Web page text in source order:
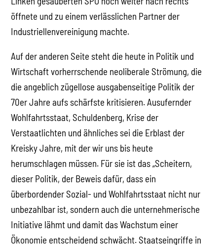
öffnete und zu einem verlässlichen Partner der
Industriellenvereinigung machte.
Auf der anderen Seite steht die heute in Politik und
Wirtschaft vorherrschende neoliberale Strömung, die
die angeblich zügellose ausgabenseitige Politik der
70er Jahre aufs schärfste kritisieren. Ausufernder
Wohlfahrtsstaat, Schuldenberg, Krise der
Verstaatlichten und ähnliches sei die Erblast der
Kreisky Jahre, mit der wir uns bis heute
herumschlagen müssen. Für sie ist das „Scheitern,
dieser Politik, der Beweis dafür, dass ein
überbordender Sozial- und Wohlfahrtsstaat nicht nur
unbezahlbar ist, sondern auch die unternehmerische
Initiative lähmt und damit das Wachstum einer
Ökonomie entscheidend schwächt. Staatseingriffe in